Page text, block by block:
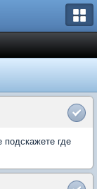
подскажете где